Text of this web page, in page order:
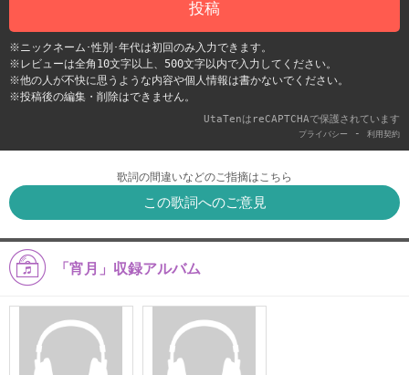
投稿
※ニックネーム･性別･年代は初回のみ入力できます。
※レビューは全角10文字以上、500文字以内で入力してください。
※他の人が不快に思うような内容や個人情報は書かないでください。
※投稿後の編集・削除はできません。
UtaTenはreCAPTCHAで保護されています
プライバシー - 利用契約
歌詞の間違いなどのご指摘はこちら
この歌詞へのご意見
「宵月」収録アルバム